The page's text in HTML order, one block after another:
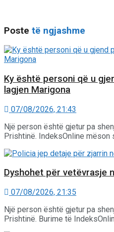
Poste të ngjashme
Ky është personi që u
lagjen Marigona
07/08/2026, 21:43
Një person është gjetur pa
Prishtinë. IndeksOnline mëson
Dyshohet për vetëvrasje
07/08/2026, 21:35
Një person është gjetur pa
Prishtinë. Burime të